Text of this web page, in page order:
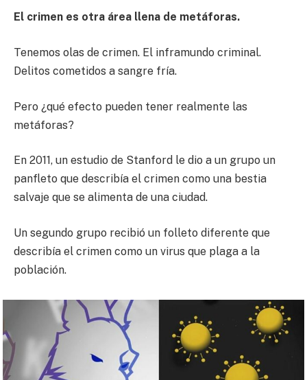
El crimen es otra área llena de metáforas.
Tenemos olas de crimen. El inframundo criminal.
Delitos cometidos a sangre fría.
Pero ¿qué efecto pueden tener realmente las
metáforas?
En 2011, un estudio de Stanford le dio a un grupo un
panfleto que describía el crimen como una bestia
salvaje que se alimenta de una ciudad.
Un segundo grupo recibió un folleto diferente que
describía el crimen como un virus que plaga a la
población.